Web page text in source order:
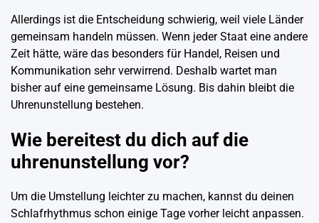
Allerdings ist die Entscheidung schwierig, weil viele Länder
gemeinsam handeln müssen. Wenn jeder Staat eine andere
Zeit hätte, wäre das besonders für Handel, Reisen und
Kommunikation sehr verwirrend. Deshalb wartet man
bisher auf eine gemeinsame Lösung. Bis dahin bleibt die
Uhrenunstellung bestehen.
Wie bereitest du dich auf die
uhrenunstellung vor?
Um die Umstellung leichter zu machen, kannst du deinen
Schlafrhythmus schon einige Tage vorher leicht anpassen.